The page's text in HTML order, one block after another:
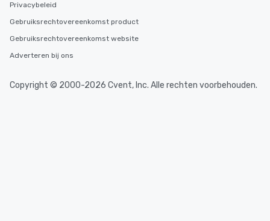
Privacybeleid
Gebruiksrechtovereenkomst product
Gebruiksrechtovereenkomst website
Adverteren bij ons
Copyright © 2000-2026 Cvent, Inc. Alle rechten voorbehouden.